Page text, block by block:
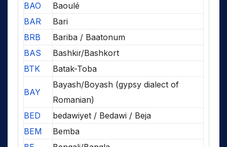
BAO
Baoulé
BAR
Bari
BRB
Bariba / Baatonum
BAS
Bashkir/Bashkort
BTK
Batak-Toba
BAY
Bayash/Boyash (gypsy dialect of
Romanian)
BED
bedawiyet / Bedawi / Beja
BEM
Bemba